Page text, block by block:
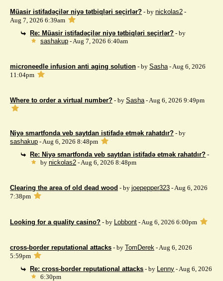
Müasir istifadəçilər niyə tətbiqləri seçirlər? - by nickolas2 -
Aug 7, 2026 6:39am
Re: Müasir istifadəçilər niyə tətbiqləri seçirlər? - by
sashakup- Aug 7, 2026 6:40am
microneedle infusion anti aging solution - by Sasha- Aug 6, 2026
11:04pm
Where to order a virtual number? - by Sasha- Aug 6, 2026 9:49pm
Niyə smartfonda veb saytdan istifadə etmək rahatdır? - by
sashakup - Aug 6, 2026 8:48pm
Re: Niyə smartfonda veb saytdan istifadə etmək rahatdır? -
by nickolas2- Aug 6, 2026 8:48pm
Clearing the area of ​​old dead wood - by joepepper323 - Aug 6, 2026
7:38pm
Looking for a quality casino? - by Lobbont - Aug 6, 2026 6:00pm
cross-border reputational attacks - by TomDerek - Aug 6, 2026
5:59pm
Re: cross-border reputational attacks - by Lenny - Aug 6, 2026
6:30pm